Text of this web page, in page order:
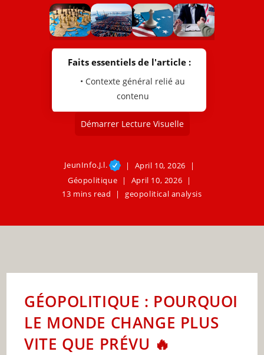
Faits essentiels de l'article :
• Contexte général relié au
contenu
Démarrer Lecture Visuelle
JeunInfo.J.l.
April 10, 2026
Géopolitique
April 10, 2026
13 mins read
geopolitical analysis
GÉOPOLITIQUE : POURQUOI
LE MONDE CHANGE PLUS
VITE QUE PRÉVU 🔥